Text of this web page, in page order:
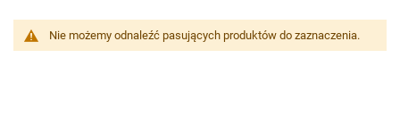
Nie możemy odnaleźć pasujących produktów do zaznaczenia.